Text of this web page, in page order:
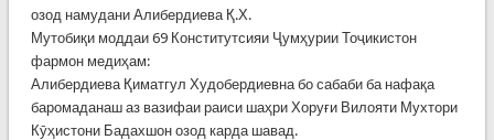
озод намудани Алибердиева Қ.Х.
Мутобиқи моддаи 69 Конститутсияи Ҷумҳурии Тоҷикистон
фармон медиҳам:
Алибердиева Қиматгул Худобердиевна бо сабаби ба нафақа
баромаданаш аз вазифаи раиси шаҳри Хоруғи Вилояти Мухтори
Кӯҳистони Бадахшон озод карда шавад.